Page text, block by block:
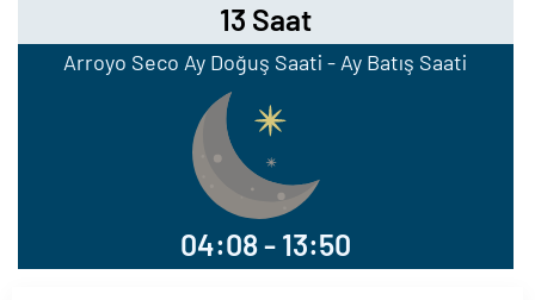
13 Saat
Arroyo Seco Ay Doğuş Saati - Ay Batış Saati
04:08 - 13:50